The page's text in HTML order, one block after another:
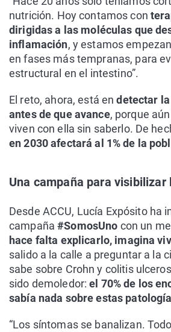
nutrición. Hoy contamos con
dirigidas a las moléculas que
inflamación, y estamos
en fases más tempranas, para
estructural en el intestino”.
El reto, ahora, está endetectar
antes de que avance, porque
viven con ella sin saberlo. De
en 2030 afectará al 1% de la
Una campaña para visibilizar
Desde ACCU, Lucía Expósito ha
campaña#SomosUno con un
hace falta explicarlo, imagina
salido a la calle a preguntar a la
sabe sobre Crohn y colitis
sido demoledor:el 70% de los
sabía nada sobre estas
“Los síntomas se banalizan.